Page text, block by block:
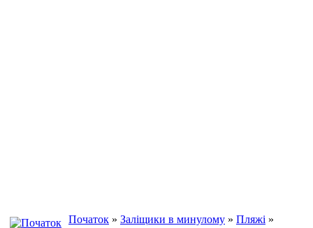
Початок » Заліщики в минулому » Пляжі »